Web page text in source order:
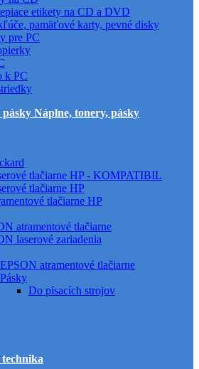
etikety na CD a DVD
pamäťové karty, pevné disky
pre PC
k PC
Náplne, tonery, pásky
tlačiarne HP - KOMPATIBIL
tlačiarne HP
tlačiarne HP
atramentové tlačiarne
laserové zariadenia
EPSON atramentové tlačiarne
Pásky
Do písacích strojov